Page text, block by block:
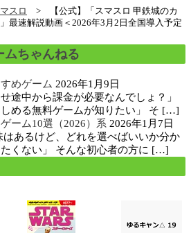
スロ
【公式】「スマスロ 甲鉄城のカ
最速解説動画＜2026年3月2日全国導入予定
ムちゃんねる
めゲーム 2026年1月9日
途中から課金が必要なんでしょ？」
しめる無料ゲームが知りたい」 そ […]
ーム10選（2026）系 2026年1月7日
あるけど、どれを選べばいいか分か
くない」 そんな初心者の方に […]